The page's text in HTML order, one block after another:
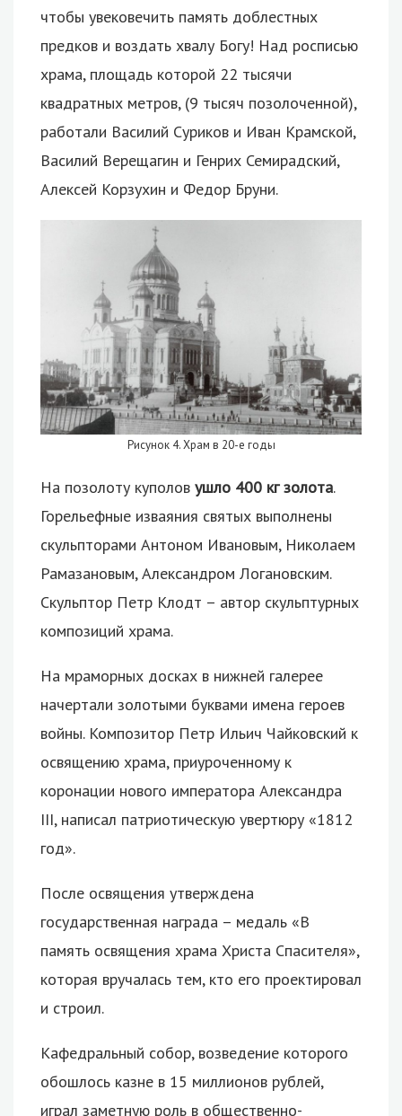
чтобы увековечить память доблестных
предков и воздать хвалу Богу! Над росписью
храма, площадь которой 22 тысячи
квадратных метров, (9 тысяч позолоченной),
работали Василий Суриков и Иван Крамской,
Василий Верещагин и Генрих Семирадский,
Алексей Корзухин и Федор Бруни.
Рисунок 4. Храм в 20-е годы
На позолоту куполов ушло 400 кг золота.
Горельефные изваяния святых выполнены
скульпторами Антоном Ивановым, Николаем
Рамазановым, Александром Логановским.
Скульптор Петр Клодт – автор скульптурных
композиций храма.
На мраморных досках в нижней галерее
начертали золотыми буквами имена героев
войны. Композитор Петр Ильич Чайковский к
освящению храма, приуроченному к
коронации нового императора Александра
III, написал патриотическую увертюру «1812
год».
После освящения утверждена
государственная награда – медаль «В
память освящения храма Христа Спасителя»,
которая вручалась тем, кто его проектировал
и строил.
Кафедральный собор, возведение которого
обошлось казне в 15 миллионов рублей,
играл заметную роль в общественно-